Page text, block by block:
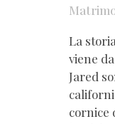
La
viene
Jared
cornice